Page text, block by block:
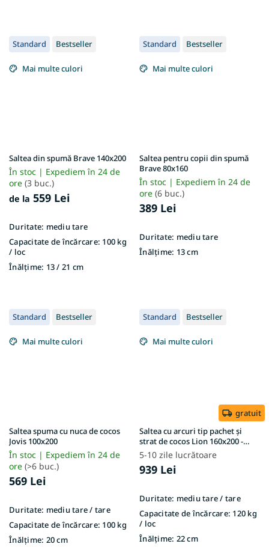
Standard Bestseller
Mai multe culori
Saltea din spumă Brave 140x200
În stoc | Expediem în 24 de
ore (3 buc.)
de la 559 Lei
Duritate: mediu tare
Capacitate de încărcare: 100 kg
/ loc
Înălțime: 13 / 21 cm
Standard Bestseller
Mai multe culori
Saltea pentru copii din spumă
Brave 80x160
În stoc | Expediem în 24 de
ore (6 buc.)
389 Lei
Duritate: mediu tare
Înălțime: 13 cm
Standard Bestseller
Mai multe culori
Saltea spuma cu nuca de cocos
Jovis 100x200
În stoc | Expediem în 24 de
ore (>6 buc.)
569 Lei
Duritate: mediu tare / tare
Capacitate de încărcare: 100 kg
Înălțime: 20 cm
Standard Bestseller
Mai multe culori
gratuit
Saltea cu arcuri tip pachet și
strat de cocos Lion 160x200 -
husă Gold
5-10 zile lucrătoare
939 Lei
Duritate: mediu tare / tare
Capacitate de încărcare: 120 kg
/ loc
Înălțime: 22 cm